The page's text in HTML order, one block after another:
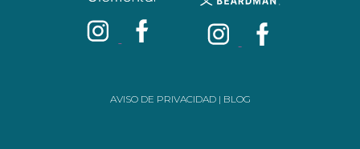
AVISO DE PRIVACIDAD| BLOG